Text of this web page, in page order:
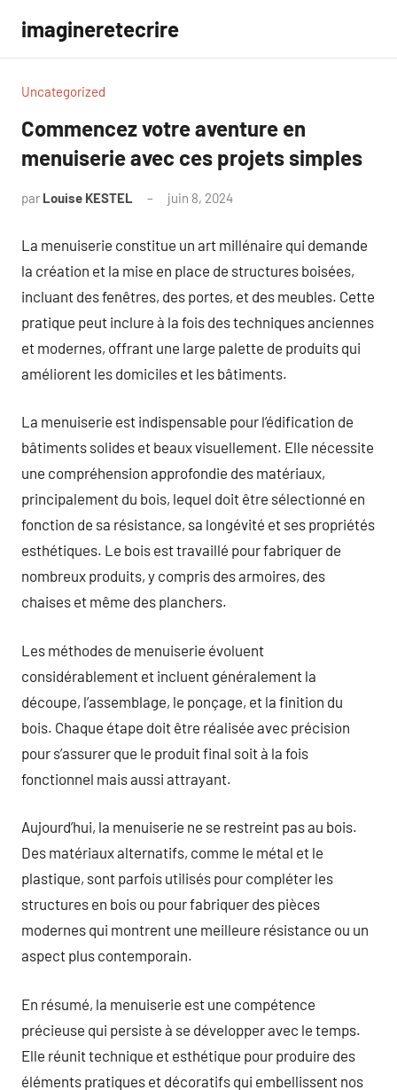
contenu
imagineretecrire
Uncategorized
Commencez votre aventure en
menuiserie avec ces projets simples
par Louise KESTEL juin 8, 2024
La menuiserie constitue un art millénaire qui demande
la création et la mise en place de structures boisées,
incluant des fenêtres, des portes, et des meubles. Cette
pratique peut inclure à la fois des techniques anciennes
et modernes, offrant une large palette de produits qui
améliorent les domiciles et les bâtiments.
La menuiserie est indispensable pour l’édification de
bâtiments solides et beaux visuellement. Elle nécessite
une compréhension approfondie des matériaux,
principalement du bois, lequel doit être sélectionné en
fonction de sa résistance, sa longévité et ses propriétés
esthétiques. Le bois est travaillé pour fabriquer de
nombreux produits, y compris des armoires, des
chaises et même des planchers.
Les méthodes de menuiserie évoluent
considérablement et incluent généralement la
découpe, l’assemblage, le ponçage, et la finition du
bois. Chaque étape doit être réalisée avec précision
pour s’assurer que le produit final soit à la fois
fonctionnel mais aussi attrayant.
Aujourd’hui, la menuiserie ne se restreint pas au bois.
Des matériaux alternatifs, comme le métal et le
plastique, sont parfois utilisés pour compléter les
structures en bois ou pour fabriquer des pièces
modernes qui montrent une meilleure résistance ou un
aspect plus contemporain.
En résumé, la menuiserie est une compétence
précieuse qui persiste à se développer avec le temps.
Elle réunit technique et esthétique pour produire des
éléments pratiques et décoratifs qui embellissent nos